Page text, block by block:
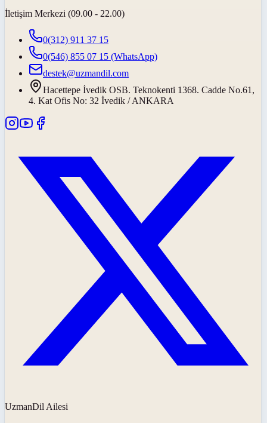
İletişim Merkezi (09.00 - 22.00)
0(312) 911 37 15
0(546) 855 07 15 (WhatsApp)
destek@uzmandil.com
Hacettepe İvedik OSB. Teknokenti 1368. Cadde No.61,
4. Kat Ofis No: 32 İvedik / ANKARA
UzmanDil Ailesi